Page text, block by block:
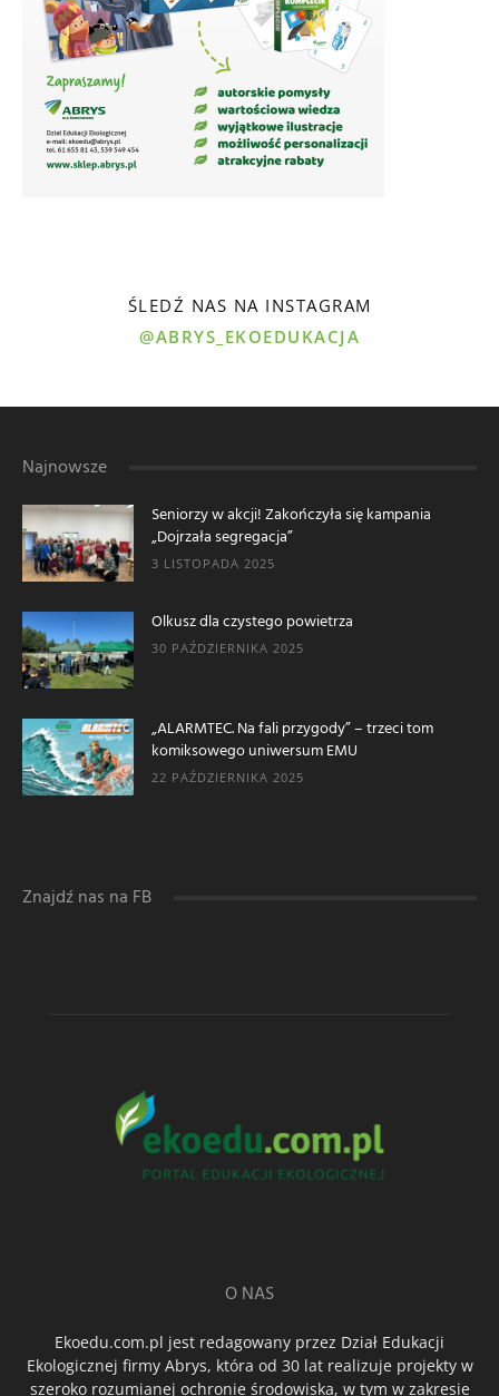
ŚLEDŹ NAS NA INSTAGRAM
@ABRYS_EKOEDUKACJA
Najnowsze
Seniorzy w akcji! Zakończyła się kampania
„Dojrzała segregacja”
3 LISTOPADA 2025
Olkusz dla czystego powietrza
30 PAŹDZIERNIKA 2025
„ALARMTEC. Na fali przygody” – trzeci tom
komiksowego uniwersum EMU
22 PAŹDZIERNIKA 2025
Znajdź nas na FB
O NAS
Ekoedu.com.pl jest redagowany przez Dział Edukacji
Ekologicznej firmy Abrys, która od 30 lat realizuje projekty w
szeroko rozumianej ochronie środowiska, w tym w zakresie